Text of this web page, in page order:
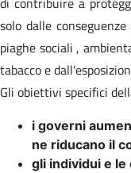
solo dalle
piaghe sociali ,
tabacco e
Gli obiettivi specifici
i governi
ne riducano il
gli individui e